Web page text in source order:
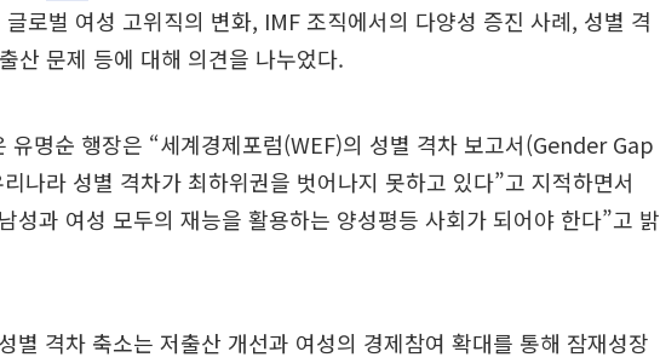
로벌 여성 고위직의 변화, IMF 조직에서의 다양성 증진 사례, 성별 격
산 문제 등에 대해 의견을 나누었다.
유명순 행장은 “세계경제포럼(WEF)의 성별 격차 보고서(Gender Gap
나라 성별 격차가 최하위권을 벗어나지 못하고 있다”고 지적하면서
성과 여성 모두의 재능을 활용하는 양성평등 사회가 되어야 한다”고 밝
별 격차 축소는 저출산 개선과 여성의 경제참여 확대를 통해 잠재성장